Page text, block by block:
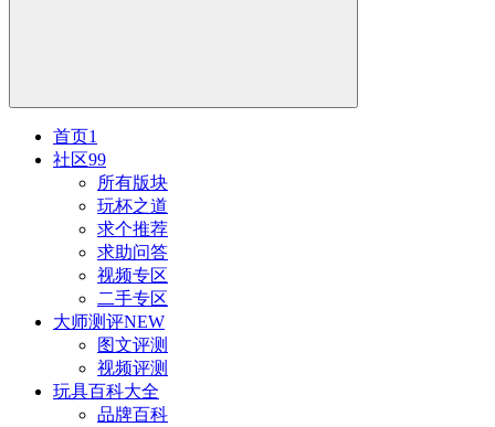
首页1
社区99
所有版块
玩杯之道
求个推荐
求助问答
视频专区
二手专区
大师测评NEW
图文评测
视频评测
玩具百科大全
品牌百科